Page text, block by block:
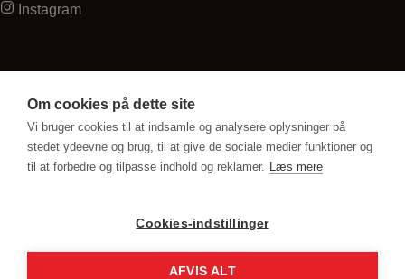
Instagram
Om cookies på dette site
Vi bruger cookies til at indsamle og analysere oplysninger på
stedet ydeevne og brug, til at give de sociale medier funktioner og
til at forbedre og tilpasse indhold og reklamer. Læs mere
Cookies-indstillinger
AFVIS ALT